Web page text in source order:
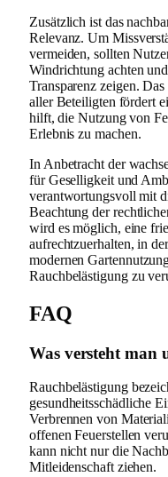
Zusätzlich ist das
Relevanz. Um
vermeiden, sollten
Windrichtung achten
Transparenz zeigen.
aller Beteiligten fördert
hilft, die Nutzung von
Erlebnis zu machen.
In Anbetracht der
für Geselligkeit und
verantwortungsvoll mit
Beachtung der
wird es möglich, eine
aufrechtzuerhalten, in
modernen
Rauchbelästigung zu
FAQ
Was versteht man
Rauchbelästigung
gesundheitsschädliche
Verbrennen von
offenen Feuerstellen
kann nicht nur die
Mitleidenschaft ziehen.